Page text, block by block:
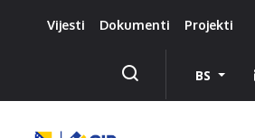
Vijesti Dokumenti Projekti
BS